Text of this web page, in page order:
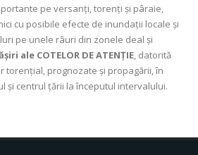
pe versanți, torenți și pâraie,
cu posibile efecte de inundații locale și
pe unele râuri din zonele deal şi
ale COTELOR DE ATENŢIE, datorită
torenţial, prognozate şi propagării, în
şi centrul ţării la începutul intervalului.